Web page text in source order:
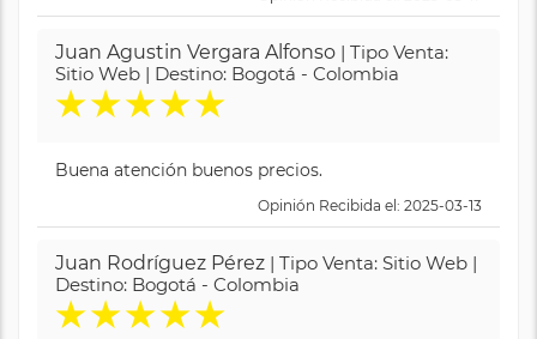
Juan Agustin Vergara Alfonso | Tipo Venta:
Sitio Web | Destino: Bogotá - Colombia
★★★★★
Buena atención buenos precios.
Opinión Recibida el: 2025-03-13
Juan Rodríguez Pérez | Tipo Venta: Sitio Web |
Destino: Bogotá - Colombia
★★★★★